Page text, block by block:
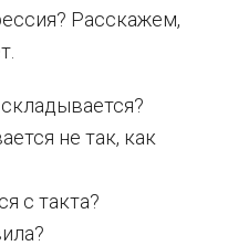
Расскажем,
не так, как
с такта?